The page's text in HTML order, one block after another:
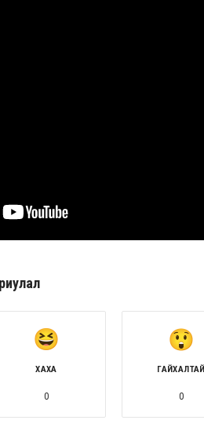
ХАХА
0
ГАЙХАЛТАЙ
0